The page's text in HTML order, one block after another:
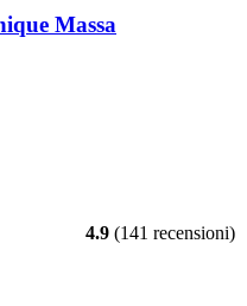
Massa
4.9 (141 recensioni)